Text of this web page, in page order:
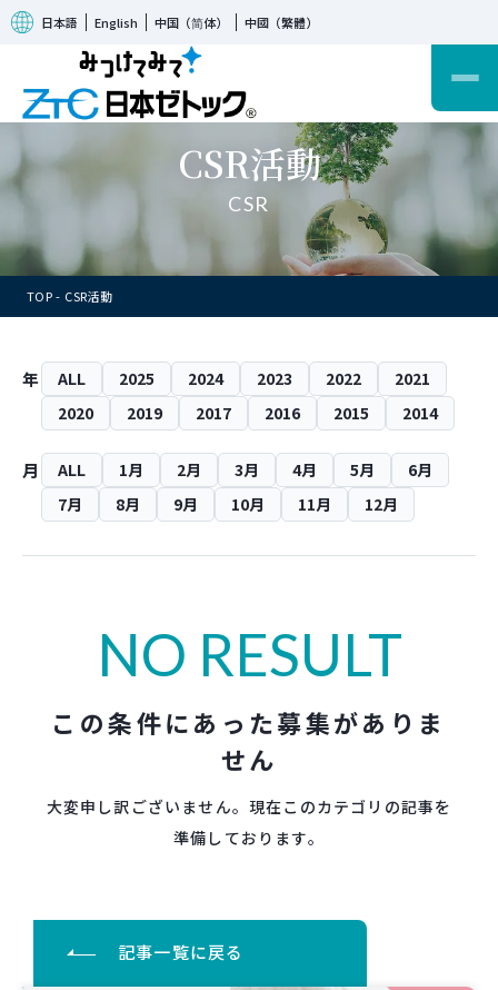
日本語 English 中国（简体） 中國（繁體）
CSR活動
CSR
TOP CSR活動
年 ALL 2025 2024 2023 2022
2021
2020
2019 2017 2016 2015 2014
月 ALL 1月 2月 3月 4月 5月
6月
7月
8月 9月 10月 11月 12月
NO RESULT
この条件にあった募集がありま
せん
大変申し訳ございません。現在このカテゴリの記事を
準備しております。
記事一覧に戻る